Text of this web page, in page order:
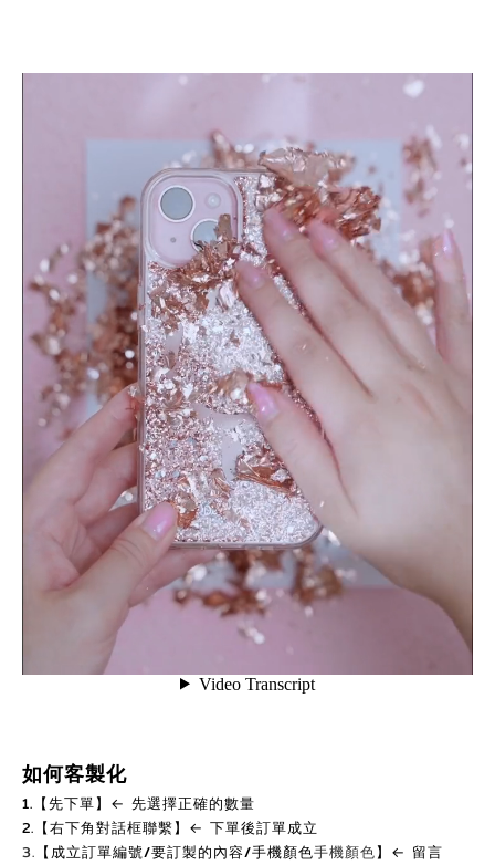
如何客製化
1.【先下單】← 先選擇正確的數量
2.【右下角對話框聯繫】← 下單後訂單成立
3. 【成立訂單編號/要訂製的內容/手機顏色手機顏色】 ← 留言